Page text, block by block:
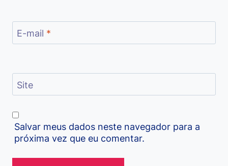
E-mail *
Site
Salvar meus dados neste navegador para a
próxima vez que eu comentar.